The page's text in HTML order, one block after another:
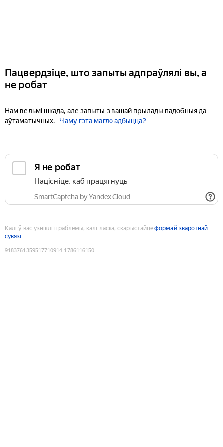
Пацвердзіце, што запыты адпраўлялі вы, а
не робат
Нам вельмі шкада, але запыты з вашай прылады падобныя да
аўтаматычных.
Чаму гэта магло адбыцца?
Я не робат
Націсніце, каб працягнуць
SmartCaptcha by Yandex Cloud
Калі ў вас узніклі праблемы, калі ласка, скарыстайцеформай зваротнай
сувязі
9183761359517710914:1786116150